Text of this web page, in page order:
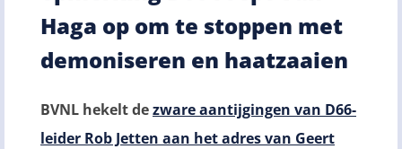
Haga op om te stoppen met
demoniseren en haatzaaien
BVNL hekelt dezware aantijgingen van D66-
leider Rob Jetten aan het adres van Geert